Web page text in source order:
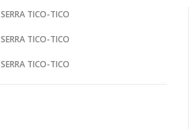
SERRA TICO-TICO
SERRA TICO-TICO
SERRA TICO-TICO